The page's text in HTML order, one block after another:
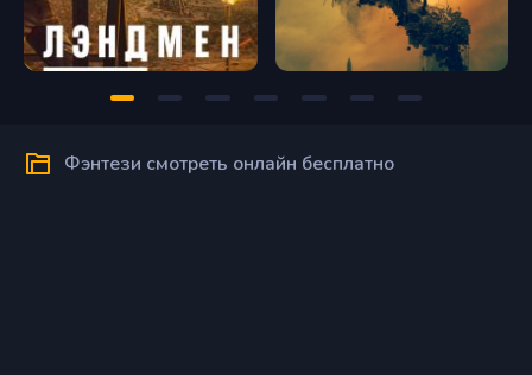
Фэнтези смотреть онлайн бесплатно